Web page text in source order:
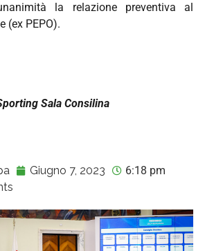
la relazione preventiva al
(ex PEPO).
Sala Consilina
Giugno 7, 2023
6:18 pm